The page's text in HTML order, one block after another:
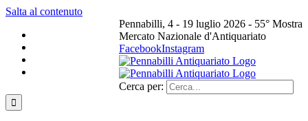
Salta al contenuto
Pennabilli, 4 - 19 luglio 2026 - 55° Mostra
Mercato Nazionale d'Antiquariato
FacebookInstagram
Cerca per: